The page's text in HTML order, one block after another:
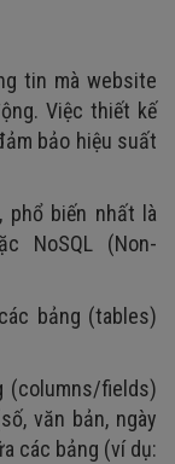
tin mà website
Việc thiết kế
bảo hiệu suất
phổ biến nhất là
NoSQL (Non-
bảng (tables)
(columns/fields)
văn bản, ngày
các bảng (ví dụ: